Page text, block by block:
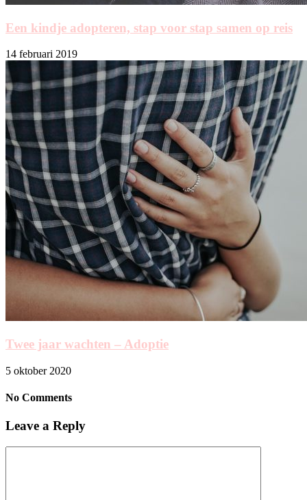
Een kindje adopteren, stap voor stap samen op reis
14 februari 2019
Twee jaar wachten – Adoptie
5 oktober 2020
No Comments
Leave a Reply